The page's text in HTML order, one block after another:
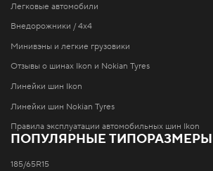
Легковые автомобили
Внедорожники / 4x4
Минивэны и легкие грузовики
Отзывы о шинах Ikon и Nokian Tyres
Линейки шин Ikon
Линейки шин Nokian Tyres
Правила эксплуатации автомобильных шин Ikon
ПОПУЛЯРНЫЕ ТИПОРАЗМЕРЫ
185/65R15